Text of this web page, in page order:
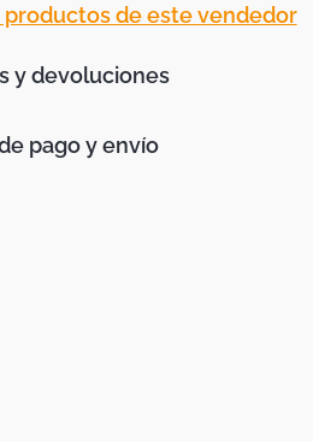
productos de este vendedor
y devoluciones
pago y envío